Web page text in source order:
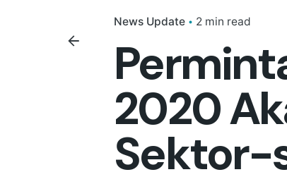
News Update 2 min read
2020
Sektor-